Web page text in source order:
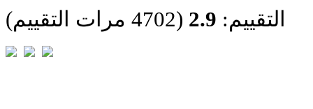
التقييم: 2.9 (4702 مرات التقييم)